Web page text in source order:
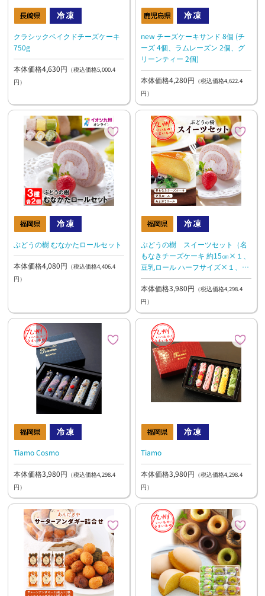
クラシックベイクドチーズケーキ
750g
本体価格4,630円 （税込価格5,000.4
円）
new チーズケーキサンド 8個 (チ
ーズ 4個、ラムレーズン 2個、グ
リーンティー 2個)
本体価格4,280円 （税込価格4,622.4
円）
ぶどうの樹 むなかたロールセット
本体価格4,080円 （税込価格4,406.4
円）
ぶどうの樹 スイーツセット（名
もなきチーズケーキ 約15㎝×１、
豆乳ロール ハーフサイズ×１、あ
まおうロール ハーフサイズ×１）
本体価格3,980円 （税込価格4,298.4
円）
Tiamo Cosmo
本体価格3,980円 （税込価格4,298.4
円）
Tiamo
本体価格3,980円 （税込価格4,298.4
円）